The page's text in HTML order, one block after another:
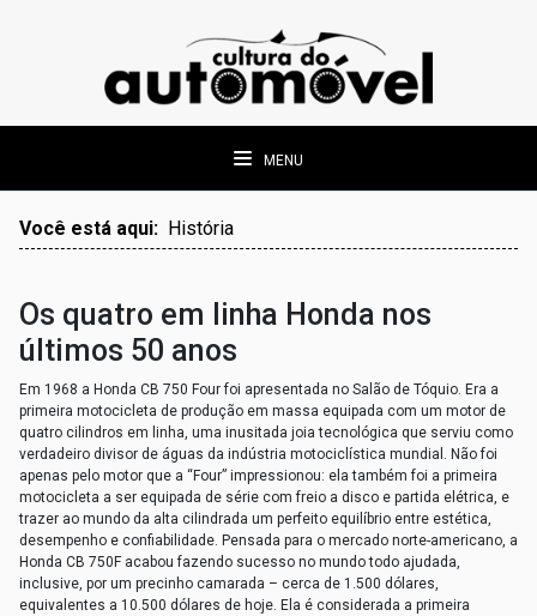
MENU
Você está aqui: História
Os quatro em linha Honda nos
últimos 50 anos
Em 1968 a Honda CB 750 Four foi apresentada no Salão de Tóquio. Era a
primeira motocicleta de produção em massa equipada com um motor de
quatro cilindros em linha, uma inusitada joia tecnológica que serviu como
verdadeiro divisor de águas da indústria motociclística mundial. Não foi
apenas pelo motor que a “Four” impressionou: ela também foi a primeira
motocicleta a ser equipada de série com freio a disco e partida elétrica, e
trazer ao mundo da alta cilindrada um perfeito equilíbrio entre estética,
desempenho e confiabilidade. Pensada para o mercado norte-americano, a
Honda CB 750F acabou fazendo sucesso no mundo todo ajudada,
inclusive, por um precinho camarada – cerca de 1.500 dólares,
equivalentes a 10.500 dólares de hoje. Ela é considerada a primeira